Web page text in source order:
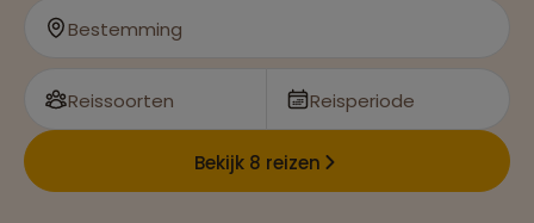
Bestemming
Reissoorten Reisperiode
Bekijk 8 reizen